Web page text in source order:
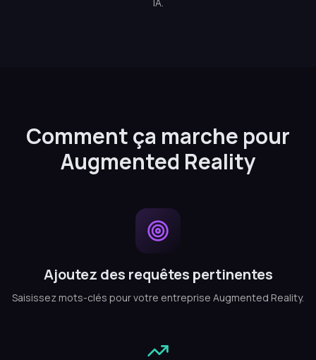
Comment ça marche pour
Augmented Reality
Ajoutez des requêtes pertinentes
Saisissez mots-clés pour votre entreprise Augmented Reality.